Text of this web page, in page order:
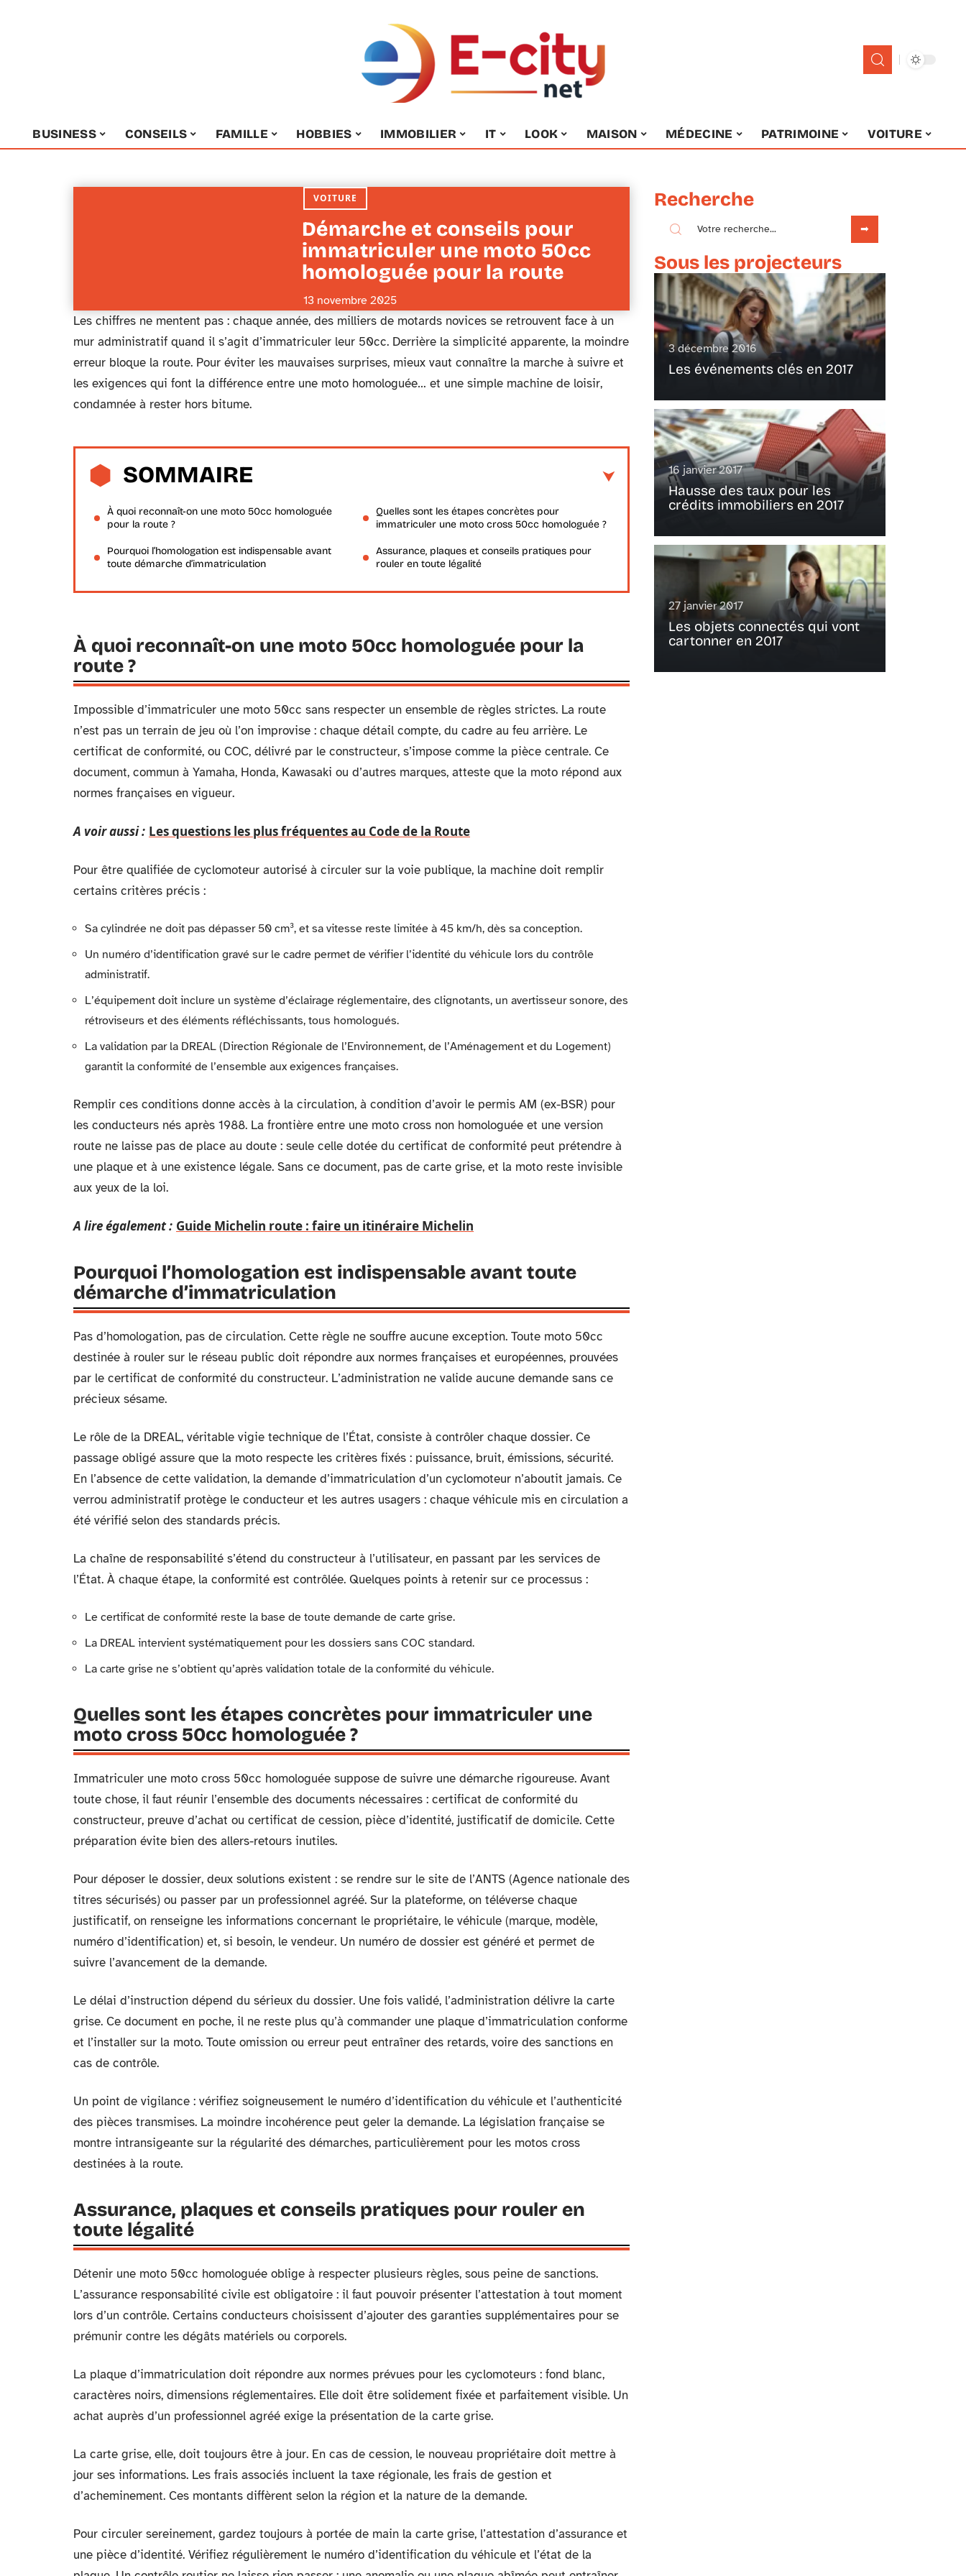
BUSINESS CONSEILS FAMILLE HOBBIES IMMOBILIER IT LOOK MAISON MÉDECINE PATRIMOINE VOITURE
VOITURE
Démarche et conseils pour
immatriculer une moto 50cc
homologuée pour la route
13 novembre 2025
Les chiffres ne mentent pas : chaque année, des milliers de motards novices se retrouvent face à un
mur administratif quand il s’agit d’immatriculer leur 50cc. Derrière la simplicité apparente, la moindre
erreur bloque la route. Pour éviter les mauvaises surprises, mieux vaut connaître la marche à suivre et
les exigences qui font la différence entre une moto homologuée… et une simple machine de loisir,
condamnée à rester hors bitume.
SOMMAIRE
À quoi reconnaît-on une moto 50cc homologuée
pour la route ?
Pourquoi l’homologation est indispensable avant
toute démarche d’immatriculation
Quelles sont les étapes concrètes pour
immatriculer une moto cross 50cc homologuée ?
Assurance, plaques et conseils pratiques pour
rouler en toute légalité
À quoi reconnaît-on une moto 50cc homologuée pour la
route ?
Impossible d’immatriculer une moto 50cc sans respecter un ensemble de règles strictes. La route
n’est pas un terrain de jeu où l’on improvise : chaque détail compte, du cadre au feu arrière. Le
certificat de conformité, ou COC, délivré par le constructeur, s’impose comme la pièce centrale. Ce
document, commun à Yamaha, Honda, Kawasaki ou d’autres marques, atteste que la moto répond aux
normes françaises en vigueur.
A voir aussi : Les questions les plus fréquentes au Code de la Route
Pour être qualifiée de cyclomoteur autorisé à circuler sur la voie publique, la machine doit remplir
certains critères précis :
Sa cylindrée ne doit pas dépasser 50 cm³, et sa vitesse reste limitée à 45 km/h, dès sa conception.
Un numéro d’identification gravé sur le cadre permet de vérifier l’identité du véhicule lors du contrôle
administratif.
L’équipement doit inclure un système d’éclairage réglementaire, des clignotants, un avertisseur sonore, des
rétroviseurs et des éléments réfléchissants, tous homologués.
La validation par la DREAL (Direction Régionale de l’Environnement, de l’Aménagement et du Logement)
garantit la conformité de l’ensemble aux exigences françaises.
Remplir ces conditions donne accès à la circulation, à condition d’avoir le permis AM (ex-BSR) pour
les conducteurs nés après 1988. La frontière entre une moto cross non homologuée et une version
route ne laisse pas de place au doute : seule celle dotée du certificat de conformité peut prétendre à
une plaque et à une existence légale. Sans ce document, pas de carte grise, et la moto reste invisible
aux yeux de la loi.
A lire également : Guide Michelin route : faire un itinéraire Michelin
Pourquoi l’homologation est indispensable avant toute
démarche d’immatriculation
Pas d’homologation, pas de circulation. Cette règle ne souffre aucune exception. Toute moto 50cc
destinée à rouler sur le réseau public doit répondre aux normes françaises et européennes, prouvées
par le certificat de conformité du constructeur. L’administration ne valide aucune demande sans ce
précieux sésame.
Le rôle de la DREAL, véritable vigie technique de l’État, consiste à contrôler chaque dossier. Ce
passage obligé assure que la moto respecte les critères fixés : puissance, bruit, émissions, sécurité.
En l’absence de cette validation, la demande d’immatriculation d’un cyclomoteur n’aboutit jamais. Ce
verrou administratif protège le conducteur et les autres usagers : chaque véhicule mis en circulation a
été vérifié selon des standards précis.
La chaîne de responsabilité s’étend du constructeur à l’utilisateur, en passant par les services de
l’État. À chaque étape, la conformité est contrôlée. Quelques points à retenir sur ce processus :
Le certificat de conformité reste la base de toute demande de carte grise.
La DREAL intervient systématiquement pour les dossiers sans COC standard.
La carte grise ne s’obtient qu’après validation totale de la conformité du véhicule.
Quelles sont les étapes concrètes pour immatriculer une
moto cross 50cc homologuée ?
Immatriculer une moto cross 50cc homologuée suppose de suivre une démarche rigoureuse. Avant
toute chose, il faut réunir l’ensemble des documents nécessaires : certificat de conformité du
constructeur, preuve d’achat ou certificat de cession, pièce d’identité, justificatif de domicile. Cette
préparation évite bien des allers-retours inutiles.
Pour déposer le dossier, deux solutions existent : se rendre sur le site de l’ANTS (Agence nationale des
titres sécurisés) ou passer par un professionnel agréé. Sur la plateforme, on téléverse chaque
justificatif, on renseigne les informations concernant le propriétaire, le véhicule (marque, modèle,
numéro d’identification) et, si besoin, le vendeur. Un numéro de dossier est généré et permet de
suivre l’avancement de la demande.
Le délai d’instruction dépend du sérieux du dossier. Une fois validé, l’administration délivre la carte
grise. Ce document en poche, il ne reste plus qu’à commander une plaque d’immatriculation conforme
et l’installer sur la moto. Toute omission ou erreur peut entraîner des retards, voire des sanctions en
cas de contrôle.
Un point de vigilance : vérifiez soigneusement le numéro d’identification du véhicule et l’authenticité
des pièces transmises. La moindre incohérence peut geler la demande. La législation française se
montre intransigeante sur la régularité des démarches, particulièrement pour les motos cross
destinées à la route.
Assurance, plaques et conseils pratiques pour rouler en
toute légalité
Détenir une moto 50cc homologuée oblige à respecter plusieurs règles, sous peine de sanctions.
L’assurance responsabilité civile est obligatoire : il faut pouvoir présenter l’attestation à tout moment
lors d’un contrôle. Certains conducteurs choisissent d’ajouter des garanties supplémentaires pour se
prémunir contre les dégâts matériels ou corporels.
La plaque d’immatriculation doit répondre aux normes prévues pour les cyclomoteurs : fond blanc,
caractères noirs, dimensions réglementaires. Elle doit être solidement fixée et parfaitement visible. Un
achat auprès d’un professionnel agréé exige la présentation de la carte grise.
La carte grise, elle, doit toujours être à jour. En cas de cession, le nouveau propriétaire doit mettre à
jour ses informations. Les frais associés incluent la taxe régionale, les frais de gestion et
d’acheminement. Ces montants diffèrent selon la région et la nature de la demande.
Pour circuler sereinement, gardez toujours à portée de main la carte grise, l’attestation d’assurance et
une pièce d’identité. Vérifiez régulièrement le numéro d’identification du véhicule et l’état de la
Recherche
Sous les projecteurs
3 décembre 2016
Les événements clés en 2017
16 janvier 2017
Hausse des taux pour les
crédits immobiliers en 2017
27 janvier 2017
Les objets connectés qui vont
cartonner en 2017